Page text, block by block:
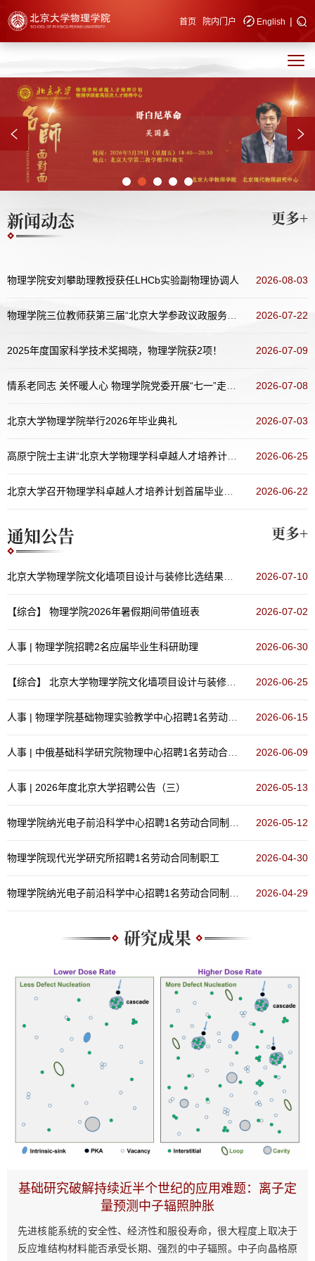
快速导航 首页 院内门户 English |
新闻动态 更多+
物理学院安刘攀助理教授获任LHCb实验副物理协调人 2026-08-03
2026-07-22
2025年度国家科学技术奖揭晓，物理学院获2项！ 2026-07-09
2026-07-08
北京大学物理学院举行2026年毕业典礼 2026-07-03
2026-06-25
2026-06-22
通知公告 更多+
2026-07-10
【综合】 物理学院2026年暑假期间带值班表 2026-07-02
人事 | 物理学院​招聘2名应届毕业生科研助理 2026-06-30
【综合】 北京大学物理学院文化墙项目设计与装修比选公告 2026-06-25
2026-06-15
2026-06-09
人事 | 2026年度北京大学招聘公告（三） 2026-05-13
2026-05-12
物理学院现代光学研究所招聘1名劳动合同制职工 2026-04-30
2026-04-29
研究成果
基础研究破解持续近半个世纪的应用难题：离子定
量预测中子辐照肿胀
先进核能系统的安全性、经济性和服役寿命，很大程度上取决于
反应堆结构材料能否承受长期、强烈的中子辐照。中子向晶格原